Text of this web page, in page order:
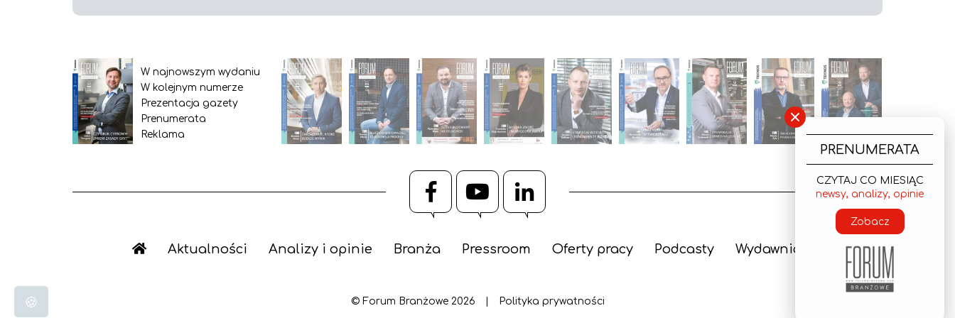
W najnowszym wydaniu
W kolejnym numerze
Prezentacja gazety
Prenumerata
Reklama
FacebookYouTube
LinkedIn
Aktualności Analizy i opinie Branża Pressroom Oferty pracy Podcasty Wydawnictwo
© Forum Branżowe 2026 | Polityka prywatności
×
PRENUMERATA
CZYTAJ CO MIESIĄC
newsy, analizy, opinie
Zobacz
🍪